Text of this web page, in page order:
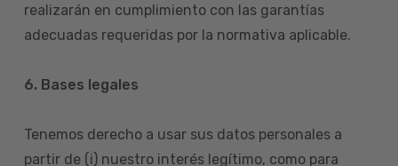
realizarán en cumplimiento con las garantías
adecuadas requeridas por la normativa aplicable.
6. Bases legales
Tenemos derecho a usar sus datos personales a
partir de (i) nuestro interés legítimo, como para